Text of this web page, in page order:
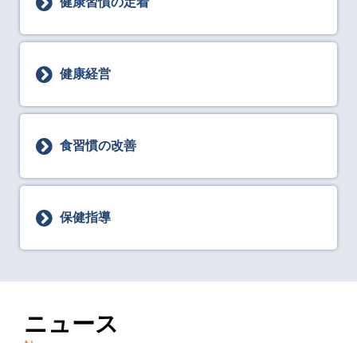
健康経営
食習慣の改善
保健指導
ニュース